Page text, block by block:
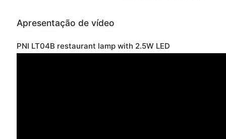
Apresentação de vídeo
PNI LT04B restaurant lamp with 2.5W LED